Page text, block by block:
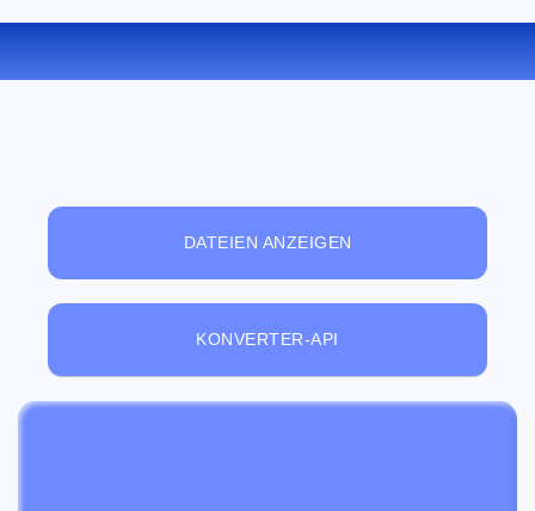
KONVERTIEREN SIE GIF ZU JPEG ONLINE
DATEIEN ANZEIGEN
KONVERTER-API